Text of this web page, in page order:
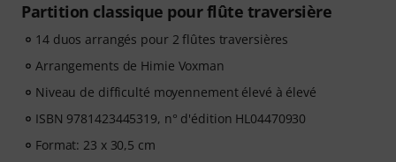
Partition classique pour flûte traversière
14 duos arrangés pour 2 flûtes traversières
Arrangements de Himie Voxman
Niveau de difficulté moyennement élevé à élevé
ISBN 9781423445319, n° d'édition HL04470930
Format: 23 x 30,5 cm